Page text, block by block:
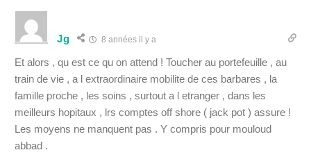
Jg 8 années il y a
Et alors , qu est ce qu on attend ! Toucher au portefeuille , au
train de vie , a l extraordinaire mobilite de ces barbares , la
famille proche , les soins , surtout a l etranger , dans les
meilleurs hopitaux , lrs comptes off shore ( jack pot ) assure !
Les moyens ne manquent pas . Y compris pour mouloud
abbad .